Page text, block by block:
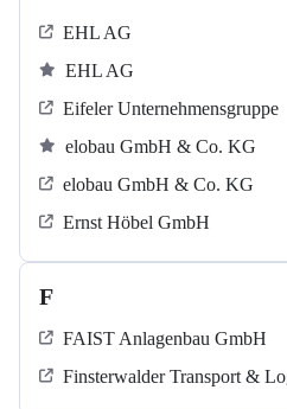
EHL AG
EHL AG
Eifeler Unternehmensgruppe
elobau GmbH & Co. KG
elobau GmbH & Co. KG
Ernst Höbel GmbH
F
FAIST Anlagenbau GmbH
Finsterwalder Transport &